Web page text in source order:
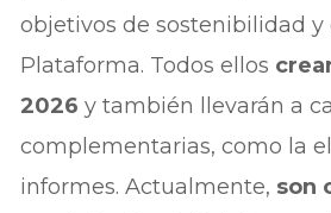
objetivos de sostenibilidad y
Plataforma. Todos ellos
2026y también llevarán a
complementarias, como la
informes. Actualmente, son